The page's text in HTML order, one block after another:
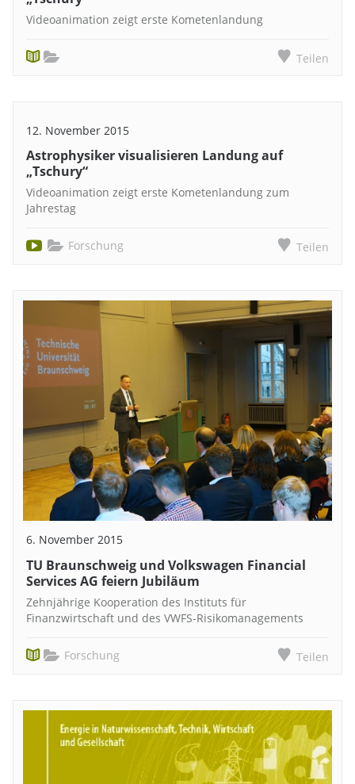
Videoanimation zeigt erste Kometenlandung
Teilen
12. November 2015
Astrophysiker visualisieren Landung auf
„Tschury“
Videoanimation zeigt erste Kometenlandung zum
Jahrestag
Forschung Teilen
6. November 2015
TU Braunschweig und Volkswagen Financial
Services AG feiern Jubiläum
Zehnjährige Kooperation des Instituts für
Finanzwirtschaft und des VWFS-Risikomanagements
Forschung Teilen